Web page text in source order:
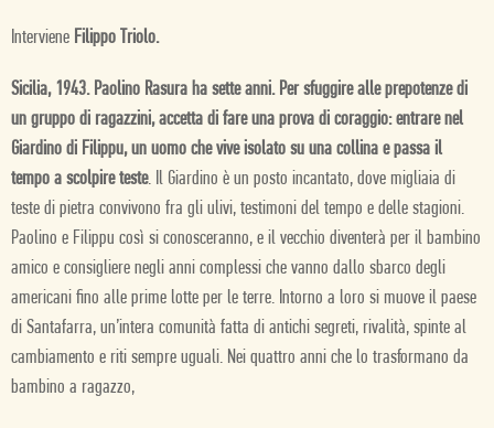
Interviene Filippo Triolo.
Sicilia, 1943. Paolino Rasura ha sette anni. Per sfuggire alle prepotenze di
un gruppo di ragazzini, accetta di fare una prova di coraggio: entrare nel
Giardino di Filippu, un uomo che vive isolato su una collina e passa il
tempo a scolpire teste. Il Giardino è un posto incantato, dove migliaia di
teste di pietra convivono fra gli ulivi, testimoni del tempo e delle stagioni.
Paolino e Filippu così si conosceranno, e il vecchio diventerà per il bambino
amico e consigliere negli anni complessi che vanno dallo sbarco degli
americani fino alle prime lotte per le terre. Intorno a loro si muove il paese
di Santafarra, un’intera comunità fatta di antichi segreti, rivalità, spinte al
cambiamento e riti sempre uguali. Nei quattro anni che lo trasformano da
bambino a ragazzo,